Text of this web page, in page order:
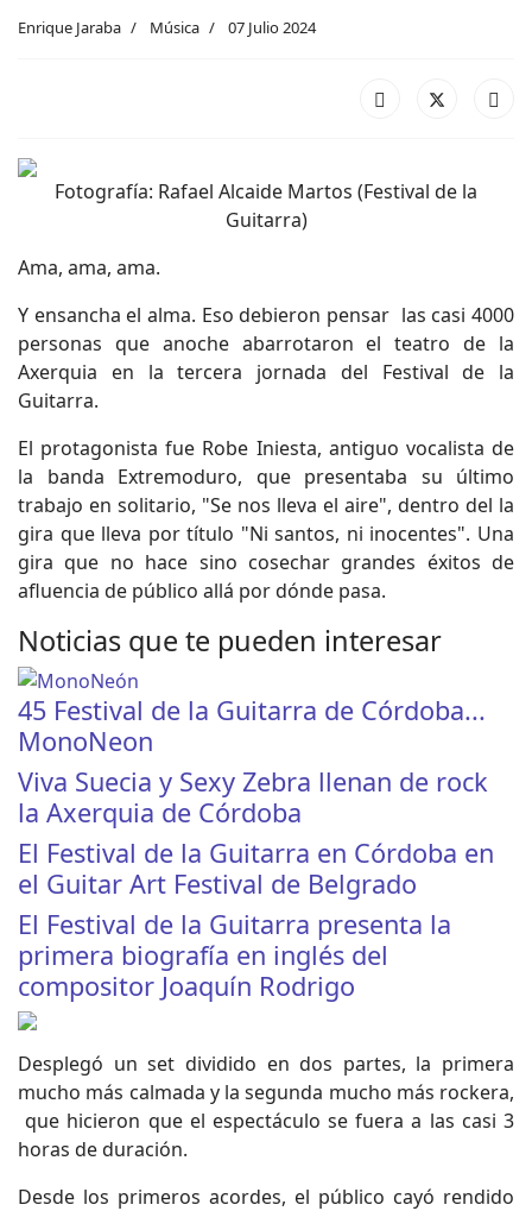
Enrique Jaraba Música 07 Julio 2024
Fotografía: Rafael Alcaide Martos (Festival de la
Guitarra)
Ama, ama, ama.
Y ensancha el alma. Eso debieron pensar las casi 4000
personas que anoche abarrotaron el teatro de la
Axerquia en la tercera jornada del Festival de la
Guitarra.
El protagonista fue Robe Iniesta, antiguo vocalista de
la banda Extremoduro, que presentaba su último
trabajo en solitario, "Se nos lleva el aire", dentro del la
gira que lleva por título "Ni santos, ni inocentes". Una
gira que no hace sino cosechar grandes éxitos de
afluencia de público allá por dónde pasa.
Noticias que te pueden interesar
45 Festival de la Guitarra de Córdoba...
MonoNeon
Viva Suecia y Sexy Zebra llenan de rock
la Axerquia de Córdoba
El Festival de la Guitarra en Córdoba en
el Guitar Art Festival de Belgrado
El Festival de la Guitarra presenta la
primera biografía en inglés del
compositor Joaquín Rodrigo
Desplegó un set dividido en dos partes, la primera
mucho más calmada y la segunda mucho más rockera,
que hicieron que el espectáculo se fuera a las casi 3
horas de duración.
Desde los primeros acordes, el público cayó rendido